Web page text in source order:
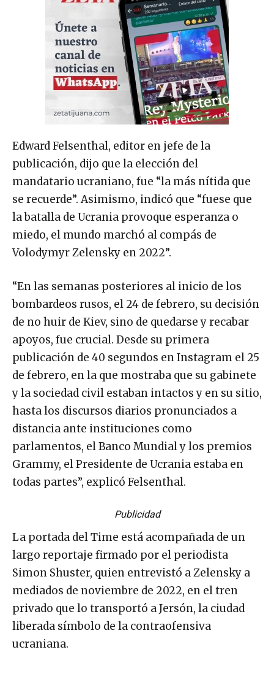
Edward Felsenthal, editor en jefe de la
publicación, dijo que la elección del
mandatario ucraniano, fue “la más nítida que
se recuerde”. Asimismo, indicó que “fuese que
la batalla de Ucrania provoque esperanza o
miedo, el mundo marchó al compás de
Volodymyr Zelensky en 2022”.
“En las semanas posteriores al inicio de los
bombardeos rusos, el 24 de febrero, su decisión
de no huir de Kiev, sino de quedarse y recabar
apoyos, fue crucial. Desde su primera
publicación de 40 segundos en Instagram el 25
de febrero, en la que mostraba que su gabinete
y la sociedad civil estaban intactos y en su sitio,
hasta los discursos diarios pronunciados a
distancia ante instituciones como
parlamentos, el Banco Mundial y los premios
Grammy, el Presidente de Ucrania estaba en
todas partes”, explicó Felsenthal.
Publicidad
La portada del Time está acompañada de un
largo reportaje firmado por el periodista
Simon Shuster, quien entrevistó a Zelensky a
mediados de noviembre de 2022, en el tren
privado que lo transportó a Jersón, la ciudad
liberada símbolo de la contraofensiva
ucraniana.